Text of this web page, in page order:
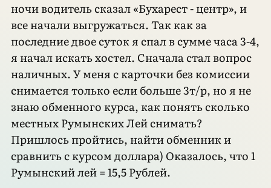
ночи водитель сказал «Бухарест - центр», и
все начали выгружаться. Так как за
последние двое суток я спал в сумме часа 3-4,
я начал искать хостел. Сначала стал вопрос
наличных. У меня с карточки без комиссии
снимается только если больше 3т/р, но я не
знаю обменного курса, как понять сколько
местных Румынских Лей снимать?
Пришлось пройтись, найти обменник и
сравнить с курсом доллара) Оказалось, что 1
Румынский лей = 15,5 Рублей.